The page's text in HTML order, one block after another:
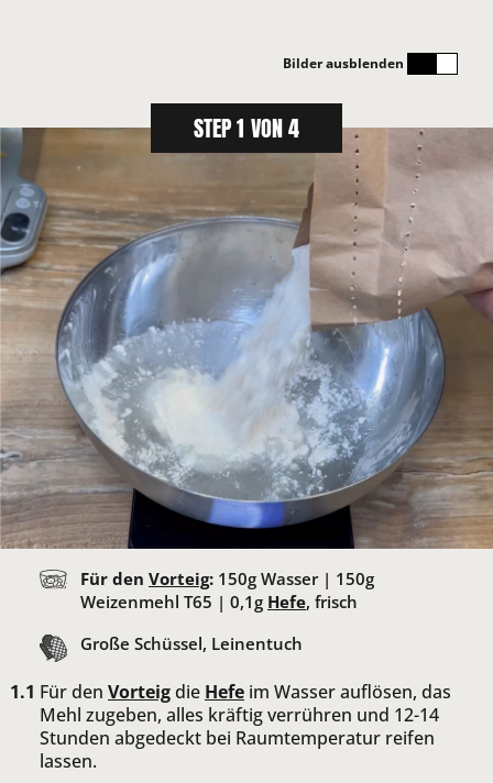
Bilder ausblenden
STEP 1 VON 4
Für den Vorteig: 150g Wasser | 150g
Weizenmehl T65 | 0,1g Hefe, frisch
Große Schüssel, Leinentuch
Für den Vorteigdie Hefe im Wasser auflösen, das
Mehl zugeben, alles kräftig verrühren und 12-14
Stunden abgedeckt bei Raumtemperatur reifen
lassen.